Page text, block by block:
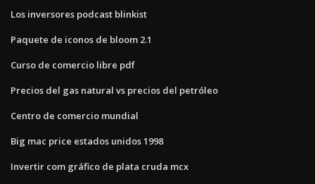
Los inversores podcast blinkist
Paquete de iconos de bloom 2.1
Curso de comercio libre pdf
Precios del gas natural vs precios del petróleo
Centro de comercio mundial
Big mac price estados unidos 1998
Invertir com gráfico de plata cruda mcx